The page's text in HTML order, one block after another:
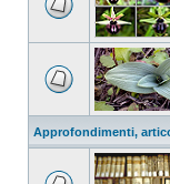
Approfondimenti,